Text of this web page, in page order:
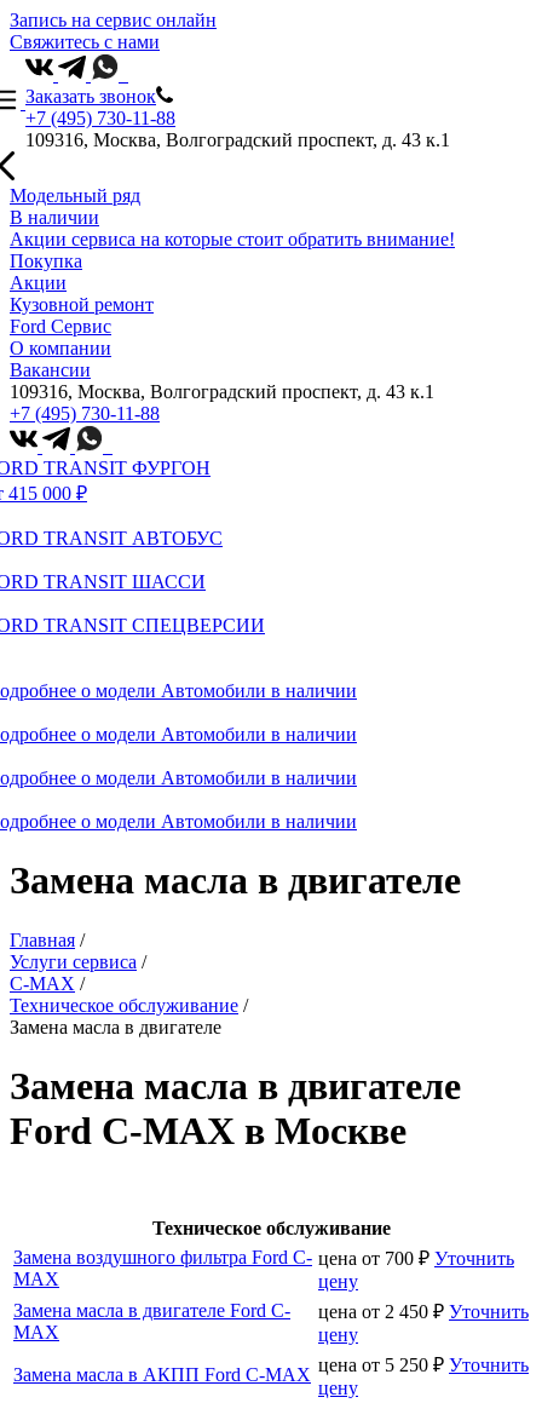
Запись на сервис онлайн
Свяжитесь с нами
Заказать звонок
+7 (495) 730-11-88
109316, Москва, Волгоградский проспект, д. 43 к.1
Модельный ряд
В наличии
Акции сервиса на которые стоит обратить внимание!
Покупка
Акции
Кузовной ремонт
Ford Сервис
О компании
Вакансии
109316, Москва, Волгоградский проспект, д. 43 к.1
+7 (495) 730-11-88
TRANSIT ФУРГОН
415 000 ₽
TRANSIT АВТОБУС
TRANSIT ШАССИ
TRANSIT СПЕЦВЕРСИИ
о модели Автомобили в наличии
о модели Автомобили в наличии
о модели Автомобили в наличии
о модели Автомобили в наличии
Замена масла в двигателе
Главная /
Услуги сервиса /
C-MAX /
Техническое обслуживание /
Замена масла в двигателе
Замена масла в двигателе
Ford C-MAX в Москве
Техническое обслуживание
Замена воздушного фильтра Ford C-
MAX
цена от 700 ₽ Уточнить
цену
Замена масла в двигателе Ford C-
MAX
цена от 2 450 ₽ Уточнить
цену
Замена масла в АКПП Ford C-MAX цена от 5 250 ₽ Уточнить
цену